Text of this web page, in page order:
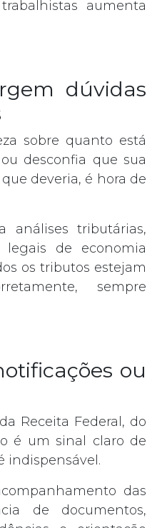
aumenta
dúvidas
sobre quanto está
desconfia que sua
deveria, é hora de
análises tributárias,
legais de economia
os tributos estejam
sempre
ou
Receita Federal, do
é um sinal claro de
indispensável.
das
de documentos,